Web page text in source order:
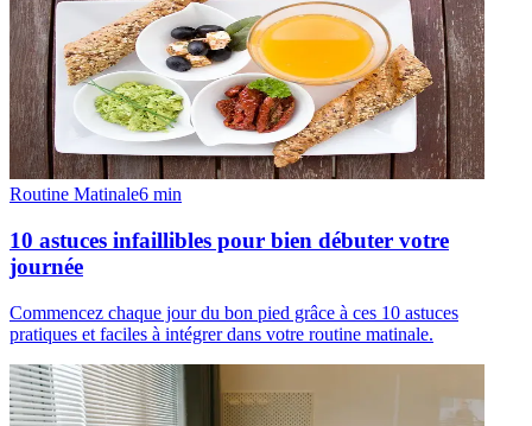
Routine Matinale6 min
10 astuces infaillibles pour bien débuter votre
journée
Commencez chaque jour du bon pied grâce à ces 10 astuces
pratiques et faciles à intégrer dans votre routine matinale.